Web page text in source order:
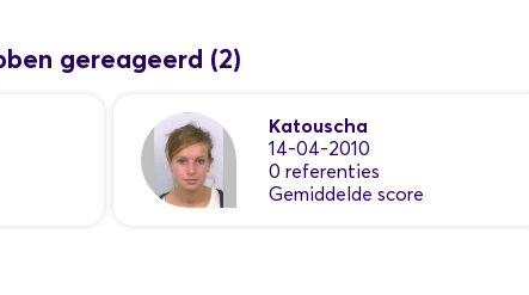
gereageerd (2)
Katouscha
14-04-2010
0 referenties
Gemiddelde score